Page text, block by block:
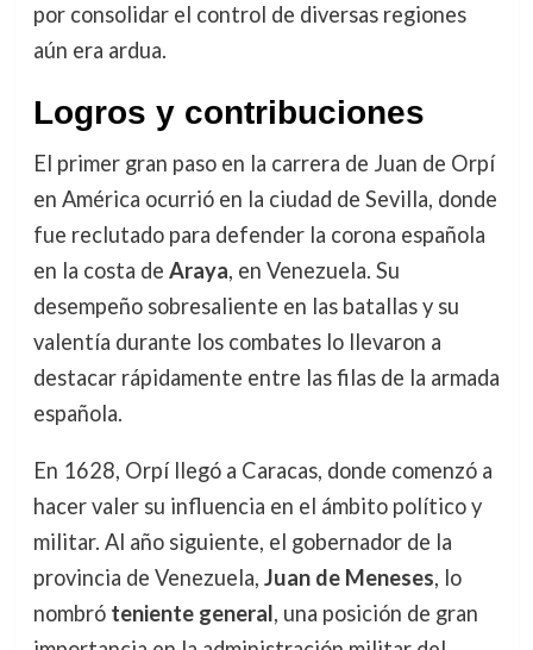
por consolidar el control de diversas regiones
aún era ardua.
Logros y contribuciones
El primer gran paso en la carrera de Juan de Orpí
en América ocurrió en la ciudad de Sevilla, donde
fue reclutado para defender la corona española
en la costa de Araya, en Venezuela. Su
desempeño sobresaliente en las batallas y su
valentía durante los combates lo llevaron a
destacar rápidamente entre las filas de la armada
española.
En 1628, Orpí llegó a Caracas, donde comenzó a
hacer valer su influencia en el ámbito político y
militar. Al año siguiente, el gobernador de la
provincia de Venezuela, Juan de Meneses, lo
nombró teniente general, una posición de gran